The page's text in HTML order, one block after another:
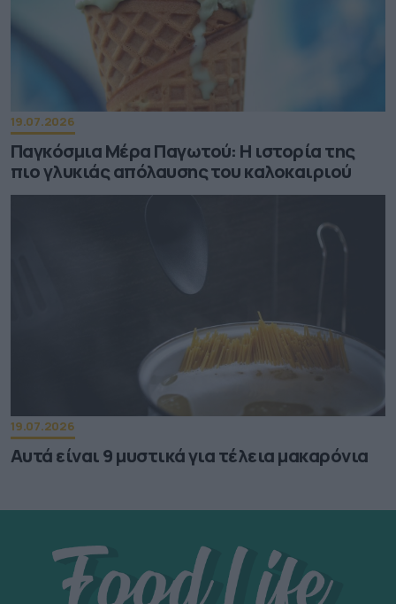
19.07.2026
Παγκόσμια Μέρα Παγωτού: Η ιστορία της
πιο γλυκιάς απόλαυσης του καλοκαιριού
19.07.2026
Αυτά είναι 9 μυστικά για τέλεια μακαρόνια